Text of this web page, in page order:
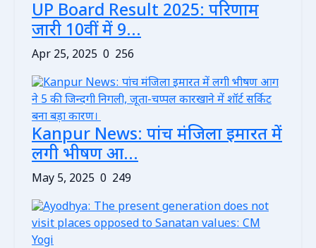
UP Board Result 2025: परिणाम
जारी 10वीं में 9...
Apr 25, 2025 0 256
Kanpur News: पांच मंजिला इमारत में
लगी भीषण आ...
May 5, 2025 0 249